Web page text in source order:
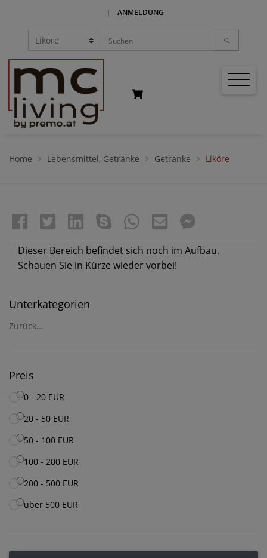
| ANMELDUNG
Home Lebensmittel, Getränke Getränke Liköre
Dieser Bereich befindet sich noch im Aufbau.
Schauen Sie in Kürze wieder vorbei!
Unterkategorien
Zurück...
Preis
0 - 20 EUR
20 - 50 EUR
50 - 100 EUR
100 - 200 EUR
200 - 500 EUR
über 500 EUR